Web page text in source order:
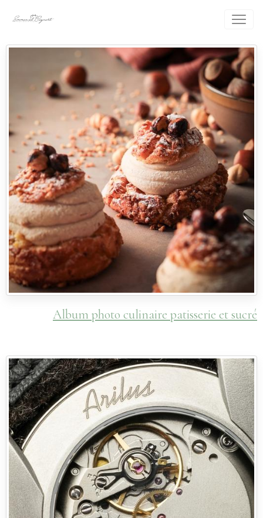
Album photo culinaire patisserie et sucré